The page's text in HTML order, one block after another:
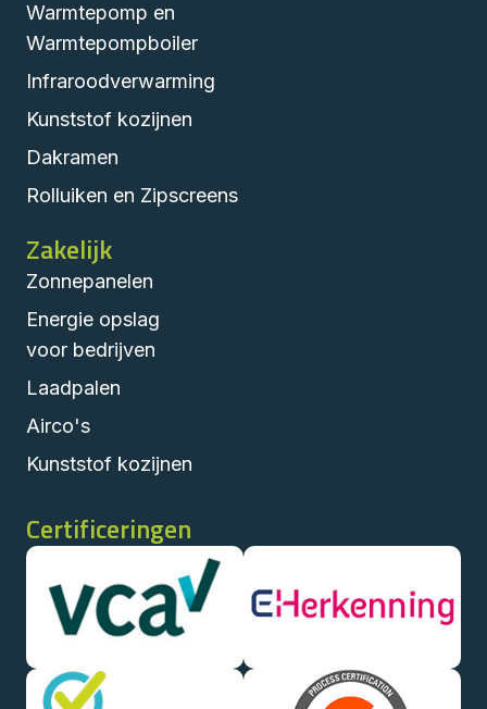
Warmtepomp en
Warmtepompboiler
Infraroodverwarming
Kunststof kozijnen
Dakramen
Rolluiken en Zipscreens
Zakelijk
Zonnepanelen
Energie opslag
voor bedrijven
Laadpalen
Airco's
Kunststof kozijnen
Certificeringen